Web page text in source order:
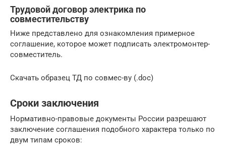
Трудовой договор электрика по
совместительству
Ниже представлено для ознакомления примерное
соглашение, которое может подписать электромонтер-
совместитель.
Скачать образец ТД по совмес-ву (.doc)
Сроки заключения
Нормативно-правовые документы России разрешают
заключение соглашения подобного характера только по
двум типам сроков: